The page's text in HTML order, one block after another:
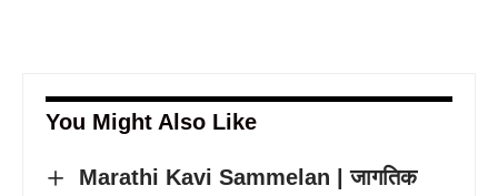
You Might Also Like
Marathi Kavi Sammelan | जागतिक